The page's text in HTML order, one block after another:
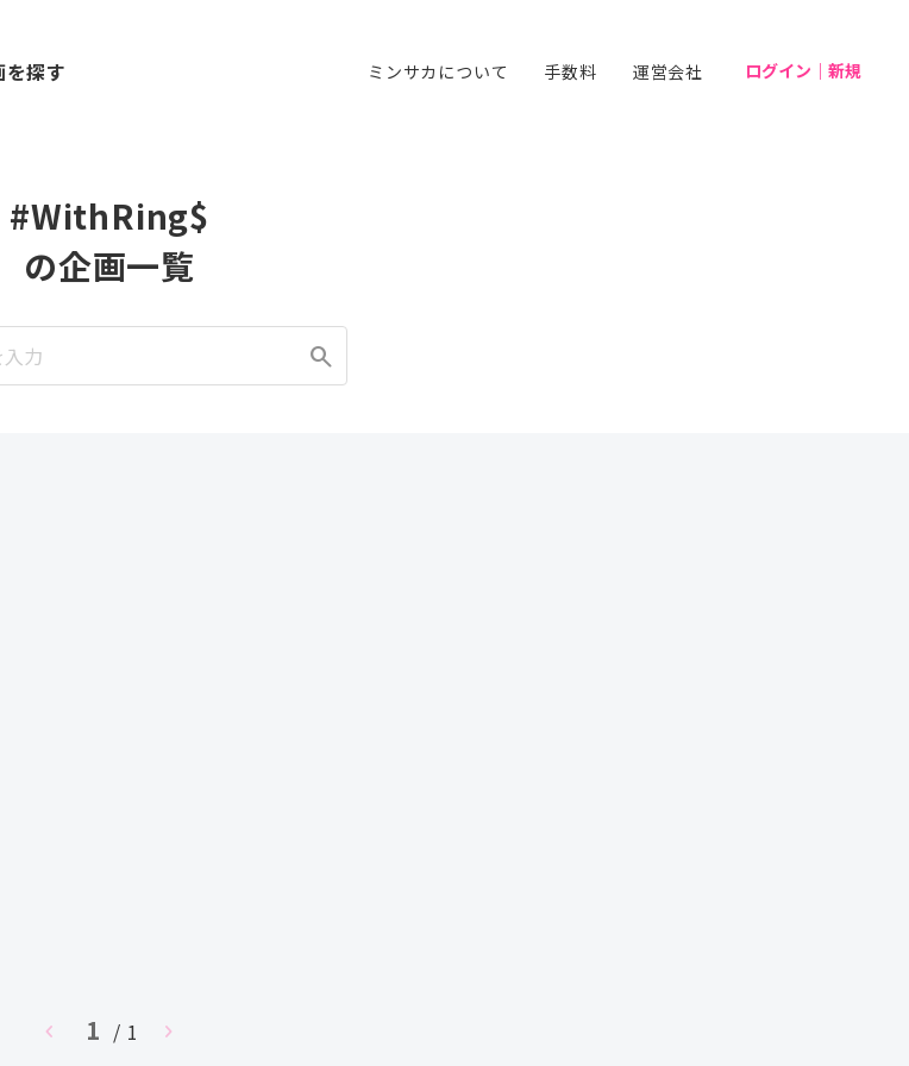
を探す ミンサカについて 手数料 運営会社 ログイン｜新規
#WithRing$
の企画一覧
search
chevron_left 1 / 1 chevron_right